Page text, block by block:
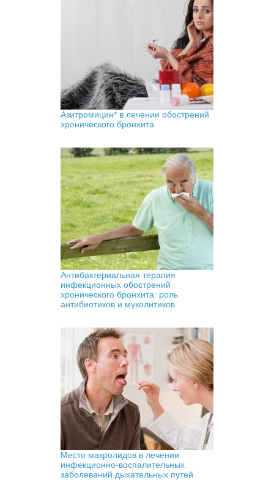
Азитромицин* в лечении обострений
хронического бронхита
Антибактериальная терапия
инфекционных обострений
хронического бронхита: роль
антибиотиков и муколитиков
Место макролидов в лечении
инфекционно-воспалительных
заболеваний дыхательных путей